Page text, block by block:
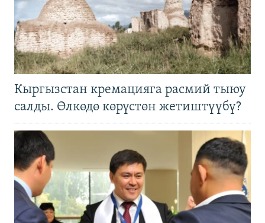
Кыргызстан кремацияга расмий тыюу
салды. Өлкөдө көрүстөн жетиштүүбү?